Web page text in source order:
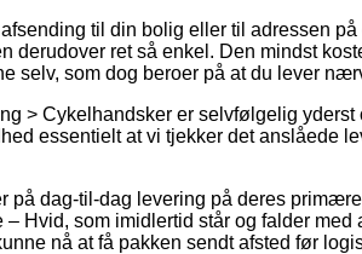
til din bolig eller til adressen
derudover ret så enkel. Den mindst
selv, som dog beroer på at du lever
> Cykelhandsker er selvfølgelig yderst
essentielt at vi tjekker det anslåede
på dag-til-dag levering på deres
Hvid, som imidlertid står og falder med
nå at få pakken sendt afsted før